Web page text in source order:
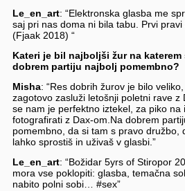
Le_en_art: “Elektronska glasba me
saj pri nas doma ni bila tabu. Prvi
(Fjaak 2018) “
Kateri je bil najboljši žur na
dobrem partiju najbolj pomembno?
Misha: “Res dobrih žurov je bilo
zagotovo zasluži letošnji poletni rave z
se nam je perfektno iztekel, za piko na
fotografirati z Dax-om.Na dobrem
pomembno, da si tam s pravo družbo,
lahko sprostiš in uživaš v glasbi.”
Le_en_art: “Božidar 5yrs of Stiropor
mora vse poklopiti: glasba, temačna
nabito polni sobi… #sex”